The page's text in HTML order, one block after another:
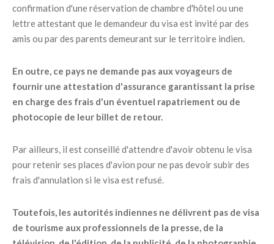
confirmation d'une réservation de chambre d'hôtel ou une
lettre attestant que le demandeur du visa est invité par des
amis ou par des parents demeurant sur le territoire indien.
En outre, ce pays ne demande pas aux voyageurs de
fournir une attestation d'assurance garantissant la prise
en charge des frais d'un éventuel rapatriement ou de
photocopie de leur billet de retour.
Par ailleurs, il est conseillé d'attendre d'avoir obtenu le visa
pour retenir ses places d'avion pour ne pas devoir subir des
frais d'annulation si le visa est refusé.
Toutefois, les autorités indiennes ne délivrent pas de visa
de tourisme aux professionnels de la presse, de la